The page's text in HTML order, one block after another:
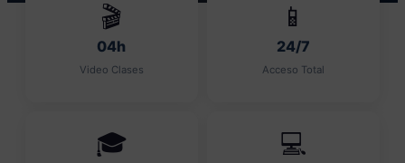
🎬
04h
Video Clases
📱
24/7
Acceso Total
🎓 💻